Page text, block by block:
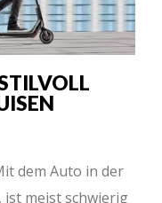
dem Auto in der
ist meist schwierig